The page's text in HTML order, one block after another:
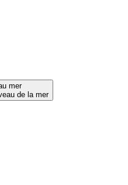
mer
de la mer